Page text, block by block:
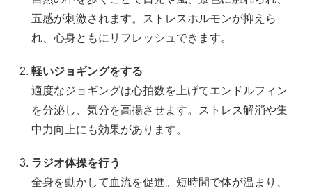
五感が刺激されます。ストレスホルモンが抑えら
れ、心身ともにリフレッシュできます。
軽いジョギングをする
適度なジョギングは心拍数を上げてエンドルフィン
を分泌し、気分を高揚させます。ストレス解消や集
中力向上にも効果があります。
ラジオ体操を行う
全身を動かして血流を促進。短時間で体が温まり、